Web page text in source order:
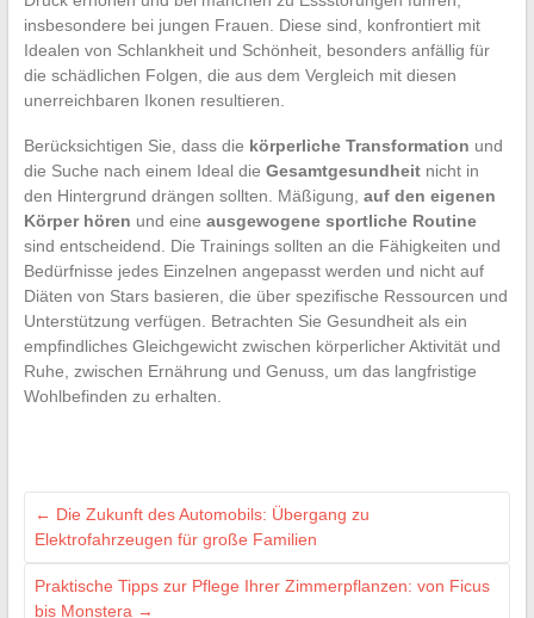
insbesondere bei jungen Frauen. Diese sind, konfrontiert mit
Idealen von Schlankheit und Schönheit, besonders anfällig für
die schädlichen Folgen, die aus dem Vergleich mit diesen
unerreichbaren Ikonen resultieren.
Berücksichtigen Sie, dass die körperliche Transformation und
die Suche nach einem Ideal die Gesamtgesundheitnicht in
den Hintergrund drängen sollten. Mäßigung, auf den eigenen
Körper hören und eine ausgewogene sportliche Routine
sind entscheidend. Die Trainings sollten an die Fähigkeiten und
Bedürfnisse jedes Einzelnen angepasst werden und nicht auf
Diäten von Stars basieren, die über spezifische Ressourcen und
Unterstützung verfügen. Betrachten Sie Gesundheit als ein
empfindliches Gleichgewicht zwischen körperlicher Aktivität und
Ruhe, zwischen Ernährung und Genuss, um das langfristige
Wohlbefinden zu erhalten.
← Die Zukunft des Automobils: Übergang zu
Elektrofahrzeugen für große Familien
Praktische Tipps zur Pflege Ihrer Zimmerpflanzen: von Ficus
bis Monstera →